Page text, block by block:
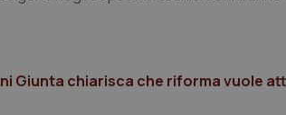
Giunta chiarisca che riforma vuole